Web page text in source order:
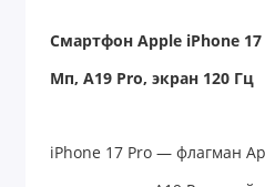
Смартфон Apple iPhone
Мп, A19 Pro, экран 120 Гц
iPhone 17 Pro — флагман